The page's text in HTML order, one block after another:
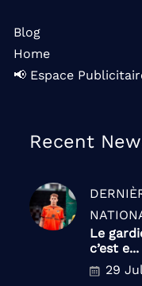
Blog
Home
📢 Espace
Recent
Le
c’est e...
29